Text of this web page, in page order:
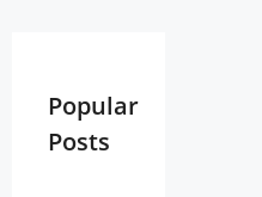
Popular
Posts